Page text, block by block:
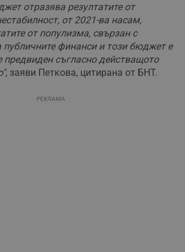
отразява резултатите от
от 2021-ва насам,
от популизма, свързан с
публичните финанси и този бюджет е
предвиден съгласно действащото
заяви Петкова, цитирана от БНТ.
РЕКЛАМА